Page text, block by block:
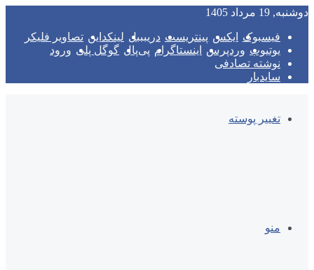
دوشنبه, 19 مرداد 1405
فیسبوک ایکس پینتریست دریبببل لینکداین تصاویر فلیکر
یوتیوب وردپرس اینستاگرام پی‌پال گوگل پلی
ورود
نوشته تصادفی
سایدبار
تغییر پوسته
منو